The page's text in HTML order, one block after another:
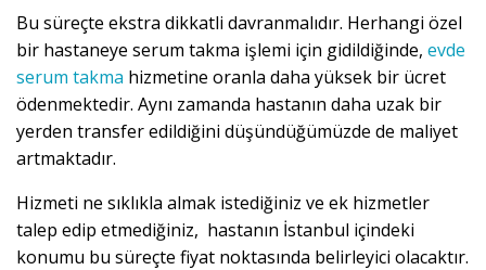
Bu süreçte ekstra dikkatli davranmalıdır. Herhangi özel
bir hastaneye serum takma işlemi için gidildiğinde, evde
serum takma hizmetine oranla daha yüksek bir ücret
ödenmektedir. Aynı zamanda hastanın daha uzak bir
yerden transfer edildiğini düşündüğümüzde de maliyet
artmaktadır.
Hizmeti ne sıklıkla almak istediğiniz ve ek hizmetler
talep edip etmediğiniz, hastanın İstanbul içindeki
konumu bu süreçte fiyat noktasında belirleyici olacaktır.